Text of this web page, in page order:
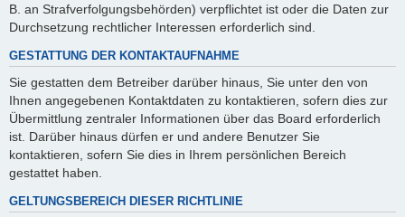
B. an Strafverfolgungsbehörden) verpflichtet ist oder die Daten zur
Durchsetzung rechtlicher Interessen erforderlich sind.
GESTATTUNG DER KONTAKTAUFNAHME
Sie gestatten dem Betreiber darüber hinaus, Sie unter den von
Ihnen angegebenen Kontaktdaten zu kontaktieren, sofern dies zur
Übermittlung zentraler Informationen über das Board erforderlich
ist. Darüber hinaus dürfen er und andere Benutzer Sie
kontaktieren, sofern Sie dies in Ihrem persönlichen Bereich
gestattet haben.
GELTUNGSBEREICH DIESER RICHTLINIE